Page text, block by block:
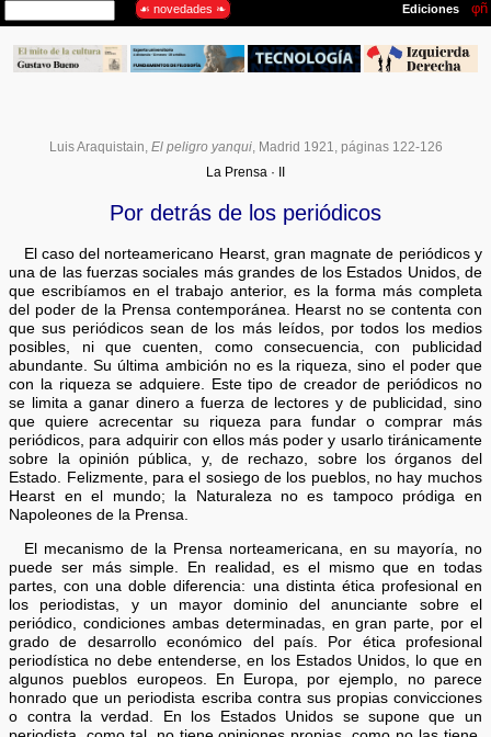
Luis Araquistain El peligro yanqui, Madrid 1921, páginas 122-126
La Prensa · II
Por detrás de los periódicos
El caso del norteamericano Hearst, gran magnate de periódicos y
una de las fuerzas sociales más grandes de los Estados Unidos, de
que escribíamos en el trabajo anterior, es la forma más completa
del poder de la Prensa contemporánea. Hearst no se contenta con
que sus periódicos sean de los más leídos, por todos los medios
posibles, ni que cuenten, como consecuencia, con publicidad
abundante. Su última ambición no es la riqueza, sino el poder que
con la riqueza se adquiere. Este tipo de creador de periódicos no
se limita a ganar dinero a fuerza de lectores y de publicidad, sino
que quiere acrecentar su riqueza para fundar o comprar más
periódicos, para adquirir con ellos más poder y usarlo tiránicamente
sobre la opinión pública, y, de rechazo, sobre los órganos del
Estado. Felizmente, para el sosiego de los pueblos, no hay muchos
Hearst en el mundo; la Naturaleza no es tampoco pródiga en
Napoleones de la Prensa.
El mecanismo de la Prensa norteamericana, en su mayoría, no
puede ser más simple. En realidad, es el mismo que en todas
partes, con una doble diferencia: una distinta ética profesional en
los periodistas, y un mayor dominio del anunciante sobre el
periódico, condiciones ambas determinadas, en gran parte, por el
grado de desarrollo económico del país. Por ética profesional
periodística no debe entenderse, en los Estados Unidos, lo que en
algunos pueblos europeos. En Europa, por ejemplo, no parece
honrado que un periodista escriba contra sus propias convicciones
o contra la verdad. En los Estados Unidos se supone que un